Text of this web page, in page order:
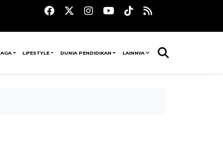
LIFESTYLE DUNIA PENDIDIKAN LAINNYA